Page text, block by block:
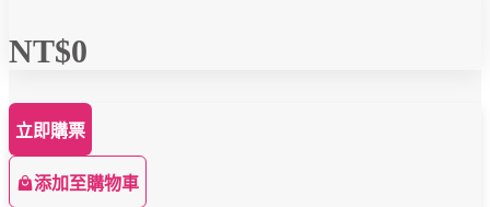
NT$0
立即購票
添加至購物車